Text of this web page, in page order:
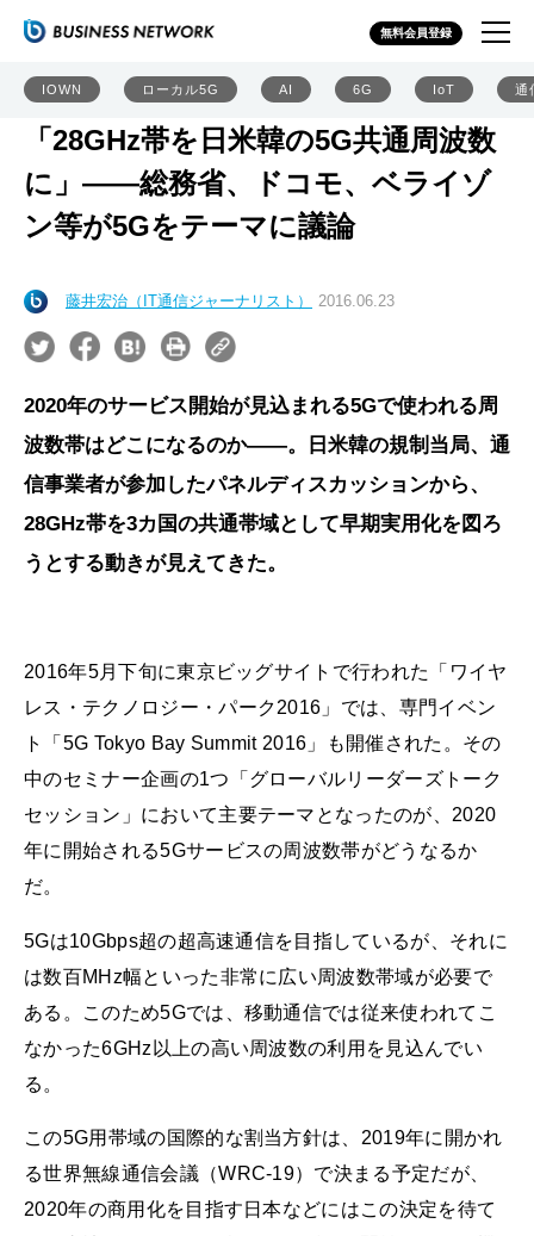
無料会員登録
IOWN ローカル5G AI 6G IoT 通
「28GHz帯を日米韓の5G共通周波数
に」――総務省、ドコモ、ベライゾ
ン等が5Gをテーマに議論
藤井宏治（IT通信ジャーナリスト） 2016.06.23
2020年のサービス開始が見込まれる5Gで使われる周
波数帯はどこになるのか――。日米韓の規制当局、通
信事業者が参加したパネルディスカッションから、
28GHz帯を3カ国の共通帯域として早期実用化を図ろ
うとする動きが見えてきた。
2016年5月下旬に東京ビッグサイトで行われた「ワイヤ
レス・テクノロジー・パーク2016」では、専門イベン
ト「5G Tokyo Bay Summit 2016」も開催された。その
中のセミナー企画の1つ「グローバルリーダーズトーク
セッション」において主要テーマとなったのが、2020
年に開始される5Gサービスの周波数帯がどうなるか
だ。
5Gは10Gbps超の超高速通信を目指しているが、それに
は数百MHz幅といった非常に広い周波数帯域が必要で
ある。このため5Gでは、移動通信では従来使われてこ
なかった6GHz以上の高い周波数の利用を見込んでい
る。
この5G用帯域の国際的な割当方針は、2019年に開かれ
る世界無線通信会議（WRC-19）で決まる予定だが、
2020年の商用化を目指す日本などにはこの決定を待て